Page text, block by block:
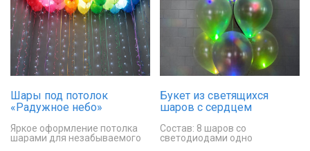
Шары под потолок
«Радужное небо»
Яркое оформление потолка
шарами для незабываемого
Букет из светящихся
шаров с сердцем
Состав: 8 шаров со
светодиодами одно